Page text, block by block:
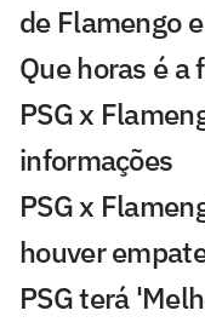
de Flamengo
Que horas é
PSG x
informações
PSG x
houver
PSG terá